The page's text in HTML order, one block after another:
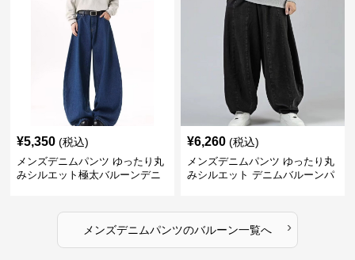
¥5,350 (税込)
メンズデニムパンツ ゆったり丸
みシルエット極太バルーンデニ
¥6,260 (税込)
メンズデニムパンツ ゆったり丸
みシルエット デニムバルーンパ
メンズデニムパンツのバルーン一覧へ ›